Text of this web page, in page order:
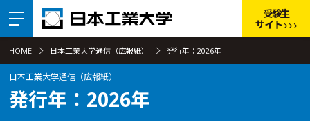
受験生
サイト
HOME 日本工業大学通信（広報紙） 発行年：2026年
日本工業大学通信（広報紙）
発行年：2026年